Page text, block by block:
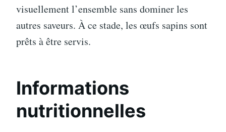
visuellement l’ensemble sans dominer les
autres saveurs. À ce stade, les œufs sapins sont
prêts à être servis.
Informations
nutritionnelles